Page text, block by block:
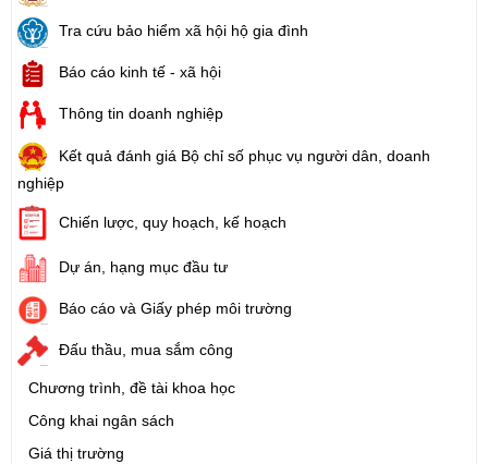
Tra cứu bảo hiểm xã hội hộ gia đình
Báo cáo kinh tế - xã hội
Thông tin doanh nghiệp
Kết quả đánh giá Bộ chỉ số phục vụ người dân, doanh
nghiệp
Chiến lược, quy hoạch, kế hoạch
Dự án, hạng mục đầu tư
Báo cáo và Giấy phép môi trường
Đấu thầu, mua sắm công
Chương trình, đề tài khoa học
Công khai ngân sách
Giá thị trường